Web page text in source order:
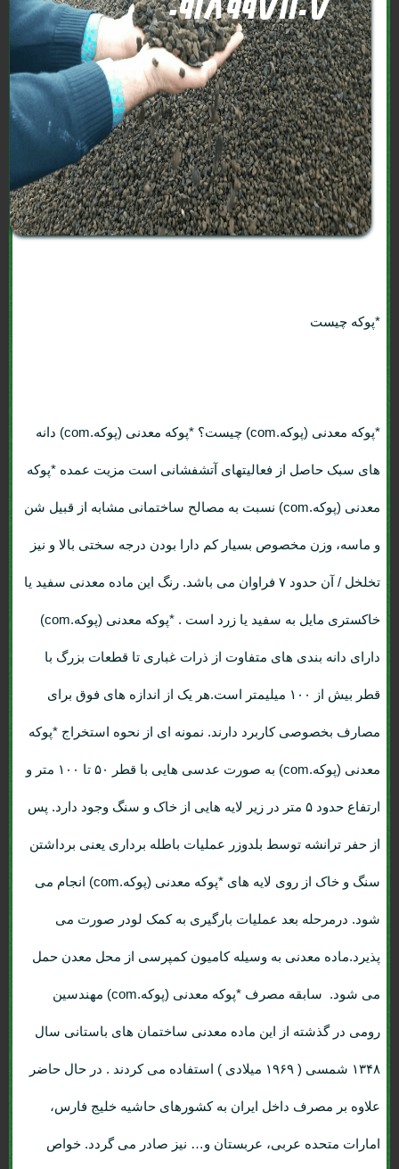
*پوکه چیست
*پوکه معدنی (پوکه.com) چیست؟ *پوکه معدنی (پوکه.com) دانه
های سبک حاصل از فعالیتهای آتشفشانی است مزیت عمده *پوکه
معدنی (پوکه.com) نسبت به مصالح ساختمانی مشابه از قبیل شن
و ماسه، وزن مخصوص بسیار کم دارا بودن درجه سختی بالا و نیز
تخلخل / آن حدود ۷ فراوان می باشد. رنگ این ماده معدنی سفید یا
خاکستری مایل به سفید یا زرد است . *پوکه معدنی (پوکه.com)
دارای دانه بندی های متفاوت از ذرات غباری تا قطعات بزرگ با
قطر بیش از ۱۰۰ میلیمتر است.هر یک از اندازه های فوق برای
مصارف بخصوصی کاربرد دارند. نمونه ای از نحوه استخراج *پوکه
معدنی (پوکه.com) به صورت عدسی هایی با قطر ۵۰ تا ۱۰۰ متر و
ارتفاع حدود ۵ متر در زیر لایه هایی از خاک و سنگ وجود دارد. پس
از حفر ترانشه توسط بلدوزر عملیات باطله برداری یعنی برداشتن
سنگ و خاک از روی لایه های *پوکه معدنی (پوکه.com) انجام می
شود. درمرحله بعد عملیات بارگیری به کمک لودر صورت می
پذیرد.ماده معدنی به وسیله کامیون کمپرسی از محل معدن حمل
می شود. سابقه مصرف *پوکه معدنی (پوکه.com) مهندسین
رومی در گذشته از این ماده معدنی ساختمان های باستانی سال
۱۳۴۸ شمسی ( ۱۹۶۹ میلادی ) استفاده می کردند . در حال حاضر
علاوه بر مصرف داخل ایران به کشورهای حاشیه خلیج فارس،
امارات متحده عربی، عربستان و… نیز صادر می گردد. خواص